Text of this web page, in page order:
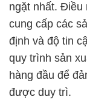
ngặt nhất. Điều
cung cấp các
định và độ tin
quy trình sản
hàng đầu để
được duy trì.